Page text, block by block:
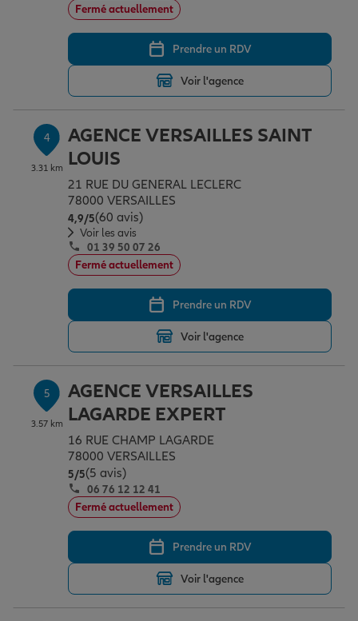
Tous nos devis d'assurance
Fermé actuellement
Prendre un RDV
Voir l'agence
4
3.31 km
AGENCE VERSAILLES SAINT
LOUIS
21 RUE DU GENERAL LECLERC
78000 VERSAILLES
4,9/5Note de 4.9 sur 5
(60 avis)
Voir les avis
01 39 50 07 26
Fermé actuellement
Prendre un RDV
Voir l'agence
5
3.57 km
AGENCE VERSAILLES
LAGARDE EXPERT
16 RUE CHAMP LAGARDE
78000 VERSAILLES
5/5Note de 5 sur 5
(5 avis)
06 76 12 12 41
Fermé actuellement
Prendre un RDV
Voir l'agence